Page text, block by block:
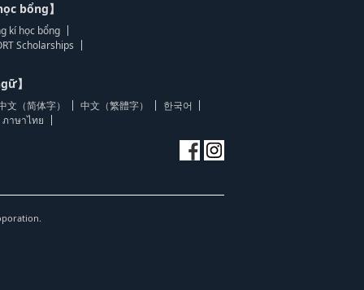
bổng】
kí học bổng
Scholarships
】
文（简体字） 中文（繁體字）
한국어
ภาษาไทย